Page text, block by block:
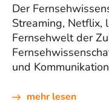
Der
Streaming, Netflix,
Fernsehwelt der
und
mehr lesen